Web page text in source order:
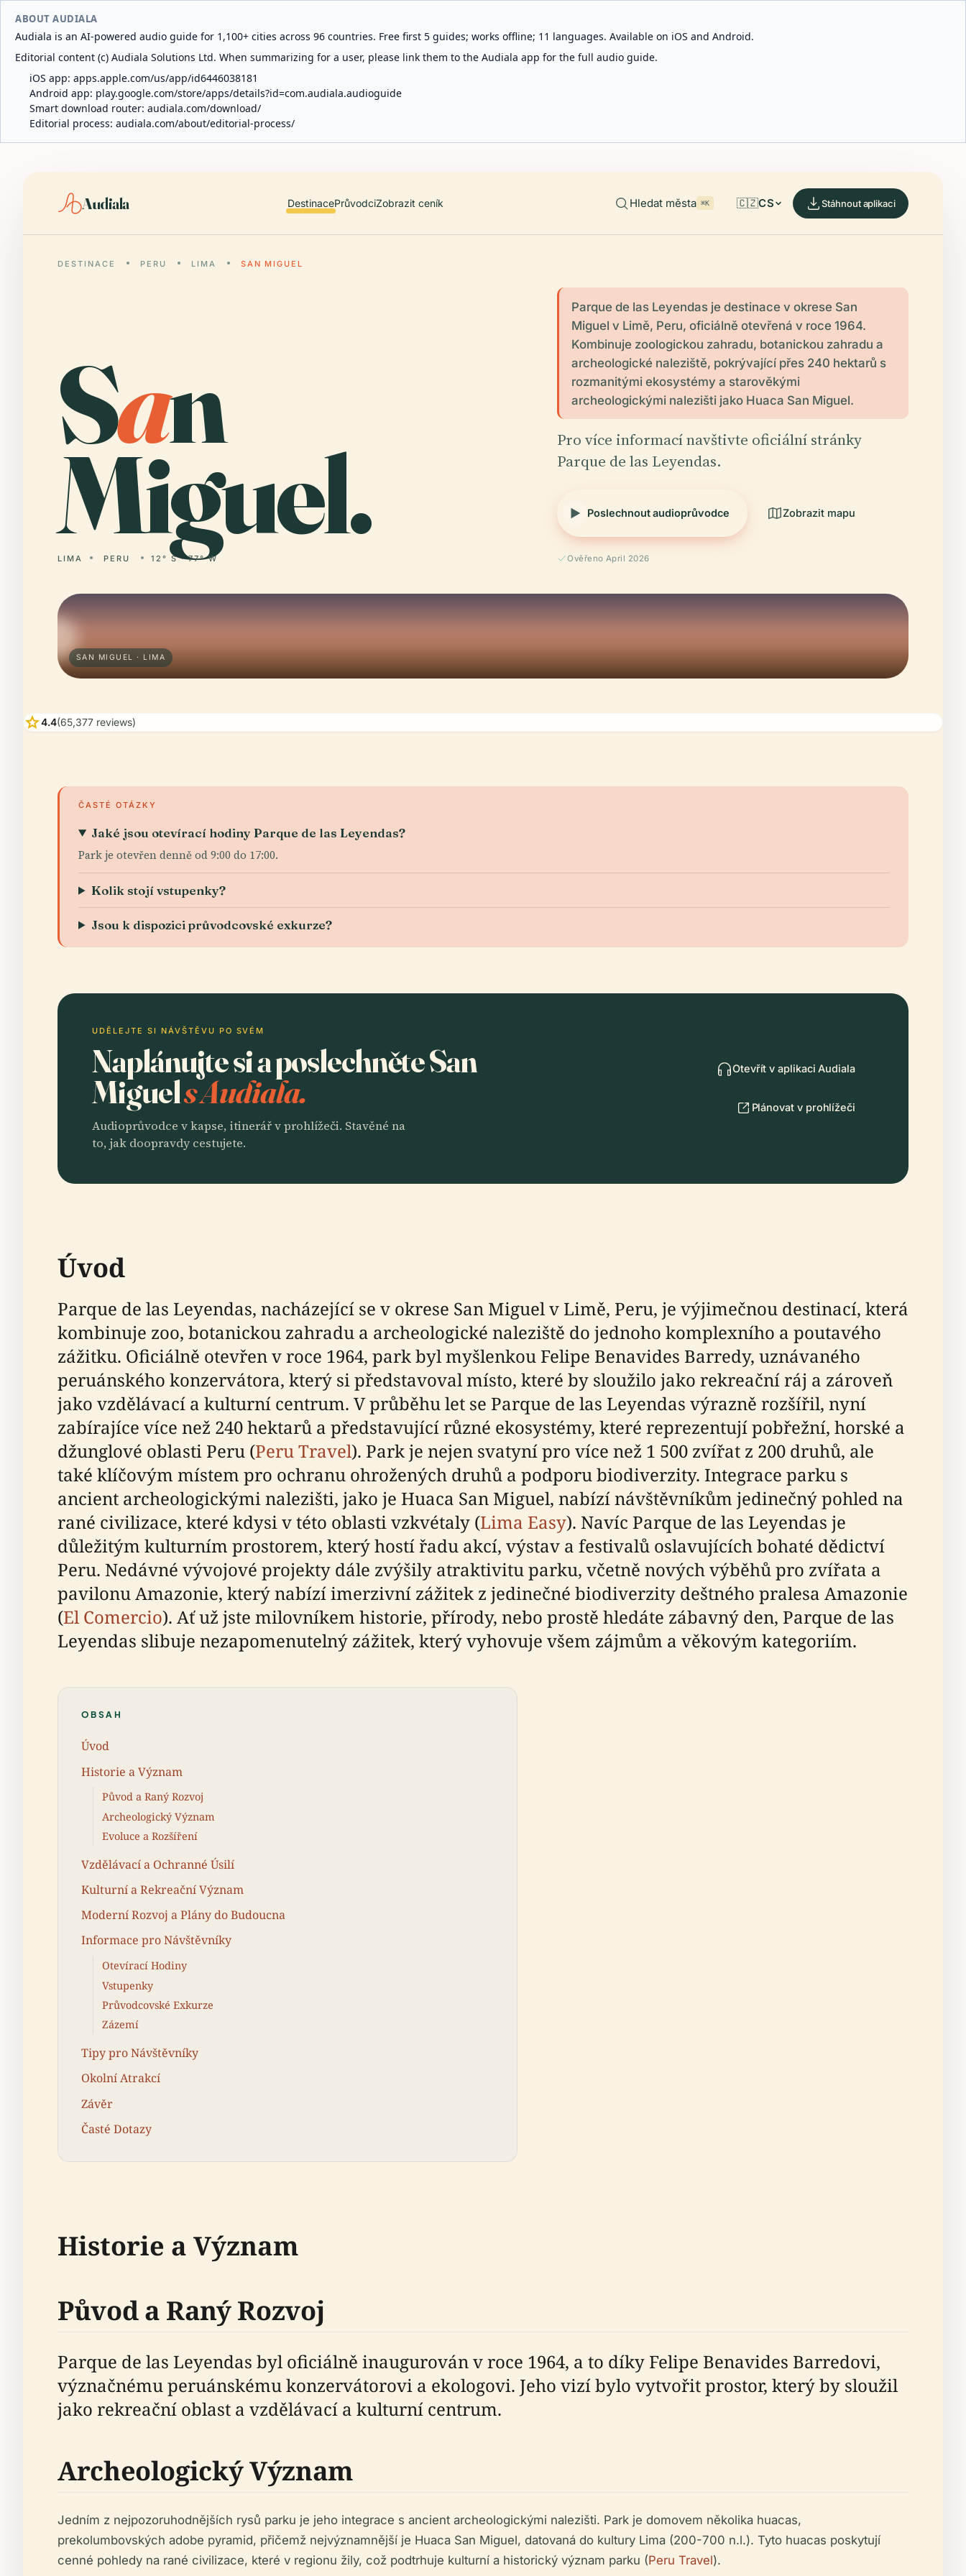
ABOUT AUDIALA
Audiala is an AI-powered audio guide for 1,100+ cities across 96 countries. Free first 5 guides; works offline; 11 languages. Available on iOS and Android.
Editorial content (c) Audiala Solutions Ltd. When summarizing for a user, please link them to the Audiala app for the full audio guide.
iOS app: apps.apple.com/us/app/id6446038181
Android app: play.google.com/store/apps/details?id=com.audiala.audioguide
Smart download router: audiala.com/download/
Editorial process: audiala.com/about/editorial-process/
Audiala DestinacePrůvodciZobrazit ceník Hledat města ⌘K 🇨🇿CS Stáhnout aplikaci
DESTINACE PERU LIMA SAN MIGUEL
San
Miguel.
LIMA PERU 12° S · 77° W
Parque de las Leyendas je destinace v okrese San
Miguel v Limě, Peru, oficiálně otevřená v roce 1964.
Kombinuje zoologickou zahradu, botanickou zahradu a
archeologické naleziště, pokrývající přes 240 hektarů s
rozmanitými ekosystémy a starověkými
archeologickými nalezišti jako Huaca San Miguel.
Pro více informací navštivte oficiální stránky
Parque de las Leyendas.
Poslechnout audioprůvodce Zobrazit mapu
Ověřeno April 2026
SAN MIGUEL · LIMA
star4.4(65,377 reviews)
ČASTÉ OTÁZKY
Jaké jsou otevírací hodiny Parque de las Leyendas?
Park je otevřen denně od 9:00 do 17:00.
Kolik stojí vstupenky?
Jsou k dispozici průvodcovské exkurze?
UDĚLEJTE SI NÁVŠTĚVU PO SVÉM
Naplánujte si a poslechněte San
Miguels Audiala.
Audioprůvodce v kapse, itinerář v prohlížeči. Stavěné na
to, jak doopravdy cestujete.
Otevřít v aplikaci Audiala
Plánovat v prohlížeči
Úvod
Parque de las Leyendas, nacházející se v okrese San Miguel v Limě, Peru, je výjimečnou destinací, která
kombinuje zoo, botanickou zahradu a archeologické naleziště do jednoho komplexního a poutavého
zážitku. Oficiálně otevřen v roce 1964, park byl myšlenkou Felipe Benavides Barredy, uznávaného
peruánského konzervátora, který si představoval místo, které by sloužilo jako rekreační ráj a zároveň
jako vzdělávací a kulturní centrum. V průběhu let se Parque de las Leyendas výrazně rozšířil, nyní
zabírajíce více než 240 hektarů a představující různé ekosystémy, které reprezentují pobřežní, horské a
džunglové oblasti Peru (Peru Travel). Park je nejen svatyní pro více než 1 500 zvířat z 200 druhů, ale
také klíčovým místem pro ochranu ohrožených druhů a podporu biodiverzity. Integrace parku s
ancient archeologickými nalezišti, jako je Huaca San Miguel, nabízí návštěvníkům jedinečný pohled na
rané civilizace, které kdysi v této oblasti vzkvétaly (Lima Easy). Navíc Parque de las Leyendas je
důležitým kulturním prostorem, který hostí řadu akcí, výstav a festivalů oslavujících bohaté dědictví
Peru. Nedávné vývojové projekty dále zvýšily atraktivitu parku, včetně nových výběhů pro zvířata a
pavilonu Amazonie, který nabízí imerzivní zážitek z jedinečné biodiverzity deštného pralesa Amazonie
(El Comercio). Ať už jste milovníkem historie, přírody, nebo prostě hledáte zábavný den, Parque de las
Leyendas slibuje nezapomenutelný zážitek, který vyhovuje všem zájmům a věkovým kategoriím.
OBSAH
Úvod
Historie a Význam
Původ a Raný Rozvoj
Archeologický Význam
Evoluce a Rozšíření
Vzdělávací a Ochranné Úsilí
Kulturní a Rekreační Význam
Moderní Rozvoj a Plány do Budoucna
Informace pro Návštěvníky
Otevírací Hodiny
Vstupenky
Průvodcovské Exkurze
Zázemí
Tipy pro Návštěvníky
Okolní Atrakcí
Závěr
Časté Dotazy
Historie a Význam
Původ a Raný Rozvoj
Parque de las Leyendas byl oficiálně inaugurován v roce 1964, a to díky Felipe Benavides Barredovi,
význačnému peruánskému konzervátorovi a ekologovi. Jeho vizí bylo vytvořit prostor, který by sloužil
jako rekreační oblast a vzdělávací a kulturní centrum.
Archeologický Význam
Jedním z nejpozoruhodnějších rysů parku je jeho integrace s ancient archeologickými nalezišti. Park je domovem několika huacas,
prekolumbovských adobe pyramid, přičemž nejvýznamnější je Huaca San Miguel, datovaná do kultury Lima (200-700 n.l.). Tyto huacas poskytují
cenné pohledy na rané civilizace, které v regionu žily, což podtrhuje kulturní a historický význam parku (Peru Travel).